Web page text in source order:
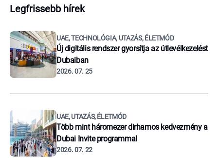
Legfrissebb hírek
UAE, TECHNOLÓGIA, UTAZÁS, ÉLETMÓD
Új digitális rendszer gyorsítja az útlevélkezelést
Dubaiban
2026. 07. 25
UAE, UTAZÁS, ÉLETMÓD
Több mint háromezer dirhamos kedvezmény a
Dubai Invite programmal
2026. 07. 22